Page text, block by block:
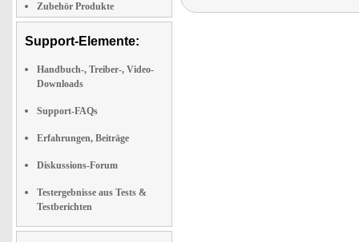
Zubehör Produkte
Support-Elemente:
Handbuch-, Treiber-, Video-
Downloads
Support-FAQs
Erfahrungen, Beiträge
Diskussions-Forum
Testergebnisse aus Tests &
Testberichten